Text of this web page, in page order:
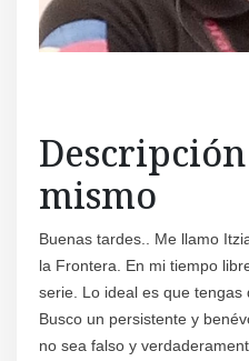
mismo
Buenas tardes.. Me llamo
la Frontera. En mi tiempo
serie. Lo ideal es que tengas
Busco un persistente y
no sea falso y